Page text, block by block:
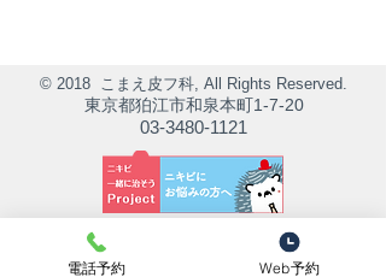
© 2018 こまえ皮フ科, All Rights Reserved.
東京都狛江市和泉本町1-7-20
03-3480-1121
電話予約 Web予約